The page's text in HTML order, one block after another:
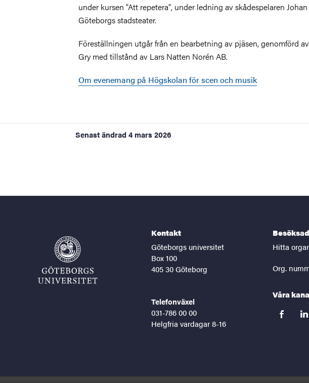
under kursen "Att repetera", under ledning av skådespelaren
Göteborgs stadsteater.
Föreställningen utgår från en bearbetning av pjäsen, genomförd
Gry med tillstånd av Lars Natten Norén AB.
Om evenemang på Högskolan för scen och musik
Senast ändrad 4 mars 2026
Kontakt
Göteborgs universitet
Box 100
405 30 Göteborg
Telefonväxel
031-786 00 00
Helgfria vardagar 8-16
Hitta
Org.
Våra
facebook